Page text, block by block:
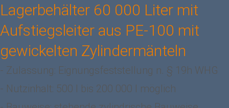
Lagerbehälter 60 000 Liter mit
Aufstiegsleiter aus PE-100 mit
gewickelten Zylindermänteln
- Zulassung: Eignungsfeststellung n. § 19h WHG
- Nutzinhalt: 500 l bis 200 000 l möglich